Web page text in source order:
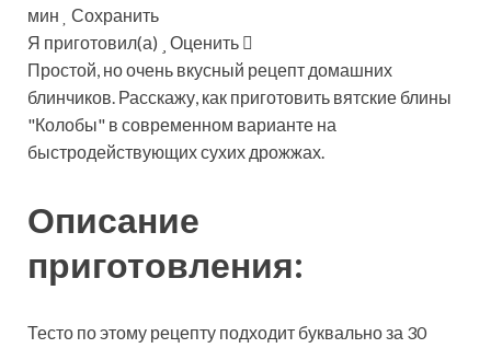
мин
Сохранить
Я приготовил(а)
Оценить
Простой, но очень вкусный рецепт домашних
блинчиков. Расскажу, как приготовить вятские блины
"Колобы" в современном варианте на
быстродействующих сухих дрожжах.
Описание
приготовления:
Тесто по этому рецепту подходит буквально за 30